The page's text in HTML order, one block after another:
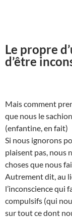
Le propre
d’être
Mais comment
que nous le
(enfantine, en fait)
Si nous ignorons
plaisent pas, nous
choses que nous
Autrement dit, au
l’inconscience qui
compulsifs (qui
sur tout ce dont